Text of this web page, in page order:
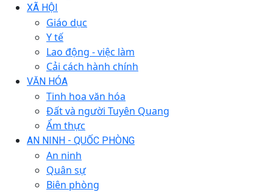
XÃ HỘI
Giáo dục
Y tế
Lao động - việc làm
Cải cách hành chính
VĂN HÓA
Tinh hoa văn hóa
Đất và người Tuyên Quang
Ẩm thực
AN NINH - QUỐC PHÒNG
An ninh
Quân sự
Biên phòng